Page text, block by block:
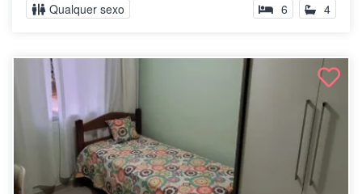
Qualquer sexo 6 4